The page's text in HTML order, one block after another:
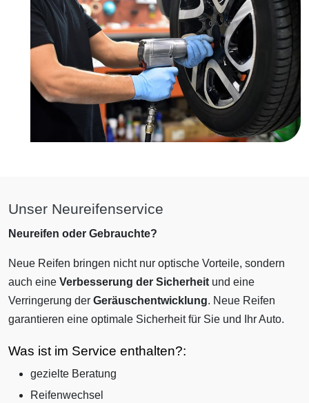
Unser Neureifenservice
Neureifen oder Gebrauchte?
Neue Reifen bringen nicht nur optische Vorteile, sondern
auch eine Verbesserung der Sicherheit und eine
Verringerung der Geräuschentwicklung. Neue Reifen
garantieren eine optimale Sicherheit für Sie und Ihr Auto.
Was ist im Service enthalten?:
gezielte Beratung
Reifenwechsel